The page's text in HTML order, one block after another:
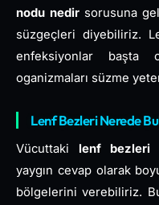
nodu nedir sorusuna
süzgeçleri diyebiliriz.
enfeksiyonlar başta
oganizmaları süzme
Lenf Bezleri Nerede
Vücuttaki lenf bezleri
yaygın cevap olarak
bölgelerini verebiliriz.